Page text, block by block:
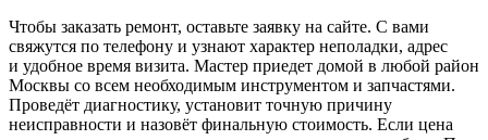
Чтобы заказать ремонт, оставьте заявку на сайте. С вами
свяжутся по телефону и узнают характер неполадки, адрес
и удобное время визита. Мастер приедет домой в любой район
Москвы со всем необходимым инструментом и запчастями.
Проведёт диагностику, установит точную причину
неисправности и назовёт финальную стоимость. Если цена